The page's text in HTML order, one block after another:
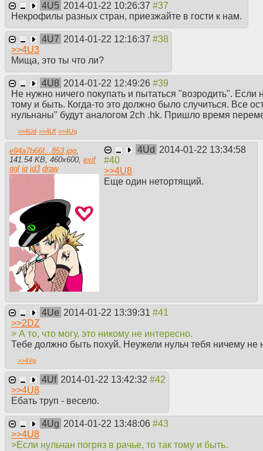
4U5 2014-01-22 10:26:37
Некрофилы разных стран, приезжайте в гости к нам.
4U7 2014-01-22 12:16:37
>>4U3
Мища, это ты что ли?
4U8 2014-01-22 12:49:26
Не нужно ничего покупать и пытаться "возродить". Если
тому и быть. Когда-то это должно было случиться. Все
нульнаны" будут аналогом 2сh .hk. Пришло время
>>4Ud >>4Uf >>4Ug
e94a7b66f...853.jpg,
141.54 KB, 460x600, exif
ggl iq id3 draw
4Ud 2014-01-22 13:34:58
>>4U8
Еще один нетортящий.
4Ue 2014-01-22 13:39:31
>>2DZ
> А то, что могу, это никому не интересно.
Тебе должно быть похуй. Неужели нульч тебя ничему не
>>4Vg
4Uf 2014-01-22 13:42:32
>>4U8
Ебать труп - весело.
4Ug 2014-01-22 13:48:06
>>4U8
>Если нульчан погряз в рачье, то так тому и быть.